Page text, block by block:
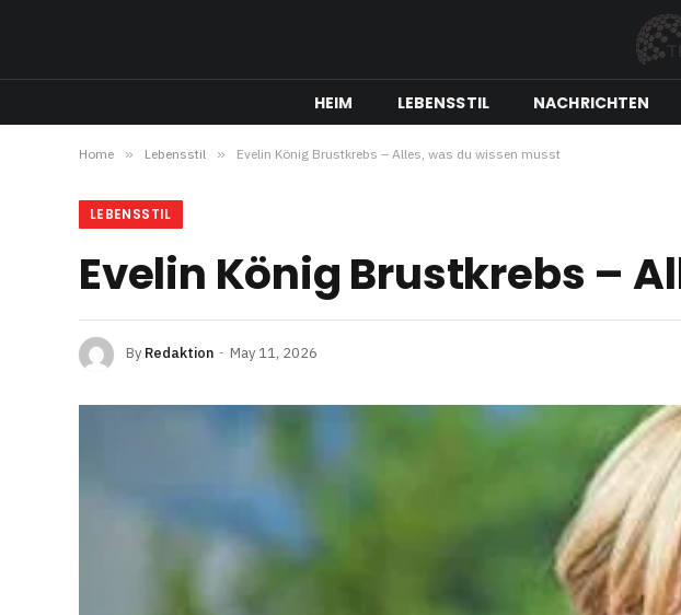
HEIM LEBENSSTIL NACHRICHTEN
Home » Lebensstil » Evelin König Brustkrebs – Alles, was du wissen musst
LEBENSSTIL
Evelin König Brustkrebs –
By Redaktion May 11, 2026